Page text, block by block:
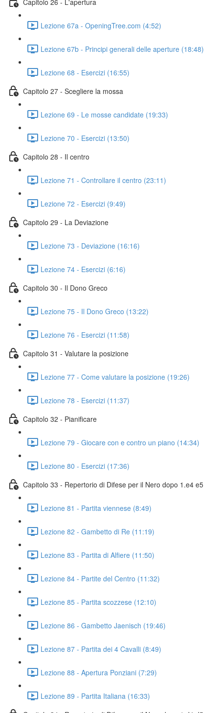
Lezione 67a - OpeningTree.com (4:52)
Lezione 67b - Principi generali delle aperture (18:48)
Lezione 68 - Esercizi (16:55)
Capitolo 27 - Scegliere la mossa
Lezione 69 - Le mosse candidate (19:33)
Lezione 70 - Esercizi (13:50)
Capitolo 28 - Il centro
Lezione 71 - Controllare il centro (23:11)
Lezione 72 - Esercizi (9:49)
Capitolo 29 - La Deviazione
Lezione 73 - Deviazione (16:16)
Lezione 74 - Esercizi (6:16)
Capitolo 30 - Il Dono Greco
Lezione 75 - Il Dono Greco (13:22)
Lezione 76 - Esercizi (11:58)
Capitolo 31 - Valutare la posizione
Lezione 77 - Come valutare la posizione (19:26)
Lezione 78 - Esercizi (11:37)
Capitolo 32 - Pianificare
Lezione 79 - Giocare con e contro un piano (14:34)
Lezione 80 - Esercizi (17:36)
Capitolo 33 - Repertorio di Difese per il Nero dopo 1.e4 e5
Lezione 81 - Partita viennese (8:49)
Lezione 82 - Gambetto di Re (11:19)
Lezione 83 - Partita di Alfiere (11:50)
Lezione 84 - Partite del Centro (11:32)
Lezione 85 - Partita scozzese (12:10)
Lezione 86 - Gambetto Jaenisch (19:46)
Lezione 87 - Partita dei 4 Cavalli (8:49)
Lezione 88 - Apertura Ponziani (7:29)
Lezione 89 - Partita Italiana (16:33)